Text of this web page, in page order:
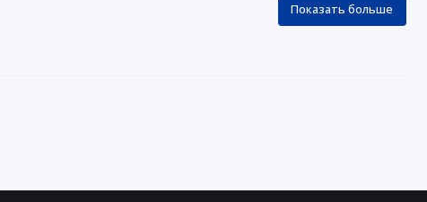
Показать больше